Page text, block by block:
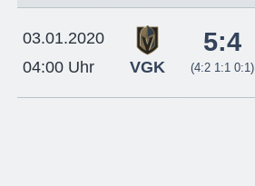
03.01.2020
04:00 Uhr
VGK
5:4
(4:2 1:1 0:1)